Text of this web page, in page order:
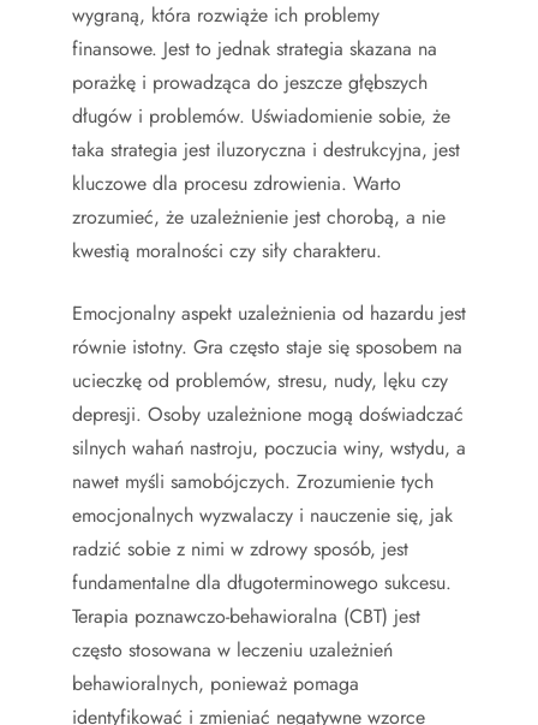
wygraną, która rozwiąże ich problemy
finansowe. Jest to jednak strategia skazana na
porażkę i prowadząca do jeszcze głębszych
długów i problemów. Uświadomienie sobie, że
taka strategia jest iluzoryczna i destrukcyjna, jest
kluczowe dla procesu zdrowienia. Warto
zrozumieć, że uzależnienie jest chorobą, a nie
kwestią moralności czy siły charakteru.
Emocjonalny aspekt uzależnienia od hazardu jest
równie istotny. Gra często staje się sposobem na
ucieczkę od problemów, stresu, nudy, lęku czy
depresji. Osoby uzależnione mogą doświadczać
silnych wahań nastroju, poczucia winy, wstydu, a
nawet myśli samobójczych. Zrozumienie tych
emocjonalnych wyzwalaczy i nauczenie się, jak
radzić sobie z nimi w zdrowy sposób, jest
fundamentalne dla długoterminowego sukcesu.
Terapia poznawczo-behawioralna (CBT) jest
często stosowana w leczeniu uzależnień
behawioralnych, ponieważ pomaga
identyfikować i zmieniać negatywne wzorce